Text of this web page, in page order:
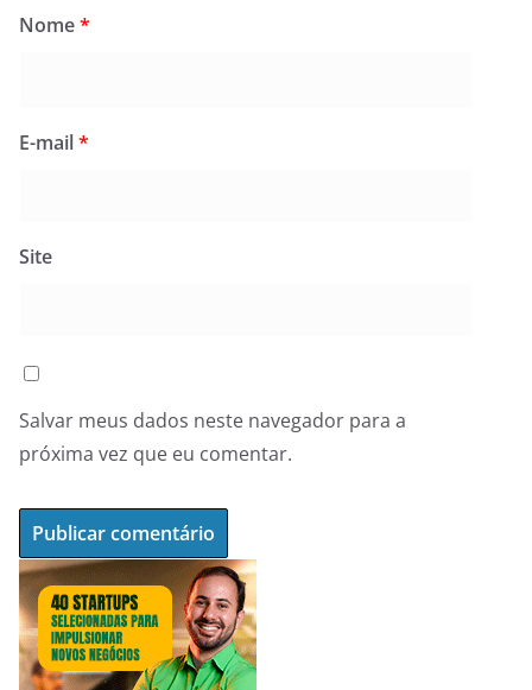
Nome*
E-mail*
Site
Salvar meus dados neste navegador para a
próxima vez que eu comentar.